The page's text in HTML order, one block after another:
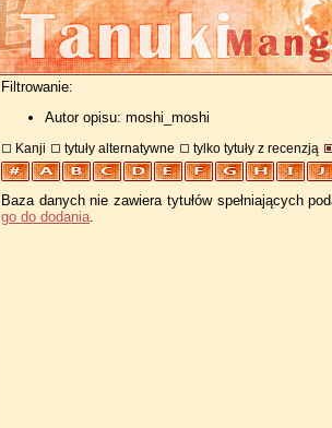
Filtrowanie:
Autor opisu: moshi_moshi
Kanji tytuły alternatywne tylko tytuły z recenzją
Baza danych nie zawiera tytułów spełniających
go do dodania.